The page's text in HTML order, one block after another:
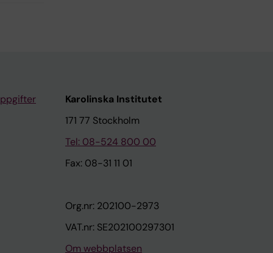
Karolinska Institutet
171 77 Stockholm
Tel: 08-524 800 00
Fax: 08-31 11 01
Org.nr: 202100-2973
VAT.nr: SE202100297301
Om webbplatsen